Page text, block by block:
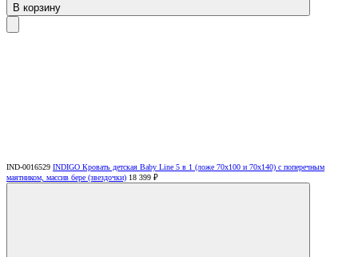
В корзину
IND-0016529 INDIGO Кровать детская Baby Line 5 в 1 (ложе 70х100 и 70х140) с поперечным
маятником, массив бере (звездочки) 18 399 ₽